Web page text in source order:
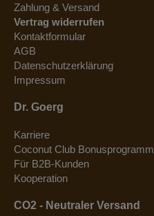
Zahlung & Versand
Vertrag widerrufen
Kontaktformular
AGB
Datenschutzerklärung
Impressum
Dr. Goerg
Karriere
Coconut Club Bonusprogramm
Für B2B-Kunden
Kooperation
CO2 - Neutraler Versand